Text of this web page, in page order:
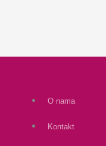
O nama
Kontakt